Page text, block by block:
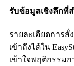
รับข้อมูลเชิงลึกที่
รายละเอียดการสั่
เข้าถึงได้ใน
เข้าใจพฤติกรรม